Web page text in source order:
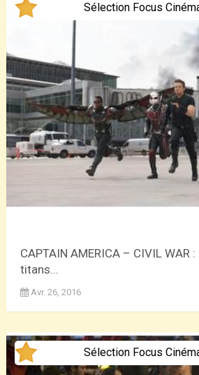
Sélection Focus
CAPTAIN AMERICA – CIVIL WAR
titans...
Avr. 26, 2016
Sélection Focus